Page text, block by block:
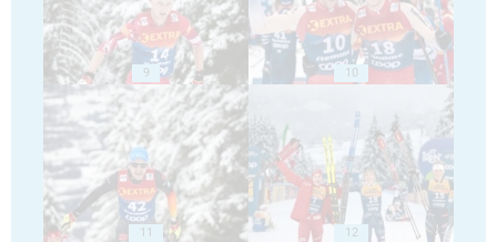
9 10
11 12